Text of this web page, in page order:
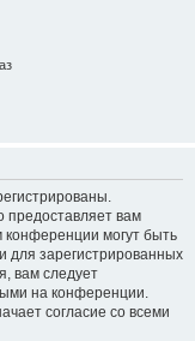
предоставляет вам
могут быть
для зарегистрированных
вам следует
на конференции.
согласие со всеми